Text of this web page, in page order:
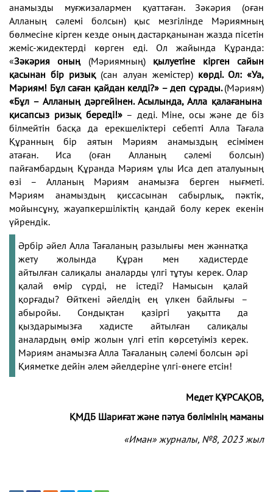
анамызды муғжизалармен қуаттаған. Зәкәрия (оған
Алланың сәлемі болсын) қыс мезгілінде Мәриямның
бөлмесіне кірген кезде оның дастарқанынан жазда пісетін
жеміс-жидектерді көрген еді. Ол жайында Құранда:
«Зәкәрия оның (Мәриямның)
қылуетіне кірген сайын
қасынан бір ризық (сан алуан жемістер)көрді. Ол: «Уа,
Мәриям! Бұл саған қайдан келді?» – деп сұрады.(Мәриям)
«Бұл – Алланың дәргейінен. Асылында, Алла қалағанына
қисапсыз ризық береді!»– деді. Міне, осы және де біз
білмейтін басқа да ерекшеліктері себепті Алла Тағала
Құранныңбір аятын Мәриям анамыздың есімімен
атаған. Иса (оған Алланың сәлемі болсын)
пайғамбардың Құранда Мәриям ұлы Иса деп аталуының
өзі – Алланың Мәриям анамызға берген нығметі.
Мәриям анамыздың қиссасынан сабырлық, пәктік,
мойынсұну, жауапкершіліктің қандай болу керек екенін
үйрендік.
Әрбір әйел Алла Тағаланың разылығы мен жәннатқа
жету жолында Құран мен хадистерде
айтылғансалиқалы аналарды үлгі тұтуы керек. Олар
қалай өмірсүрді, не істеді? Намысын қалай
қорғады? Өйткеніәйелдің ең үлкен байлығы –
абыройы. Сондықтан қазіргі уақытта да
қыздарымызға хадисте айтылғансалиқалы
аналардың өмір жолын үлгі етіп көрсетуіміз керек.
Мәриям анамызға Алла Тағаланың сәлеміболсын әрі
Қияметке дейін әлем әйелдеріне үлгі-өнеге етсін!
Медет ҚҰРСАҚОВ,
ҚМДБ Шариғат және пәтуа бөлімінің маманы
«Иман» журналы, №8, 2023 жыл